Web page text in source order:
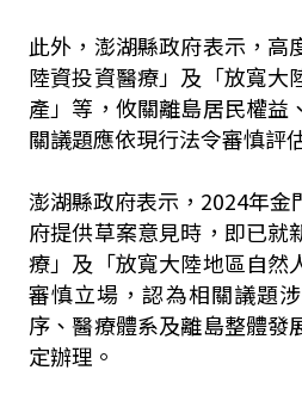
此外，澎湖縣政府表示，高
陸資投資醫療」及「放寬大
產」等，攸關離島居民權益
關議題應依現行法令審慎評
澎湖縣政府表示，2024年金
府提供草案意見時，即已就
療」及「放寬大陸地區自然
審慎立場，認為相關議題
序、醫療體系及離島整體發
定辦理。